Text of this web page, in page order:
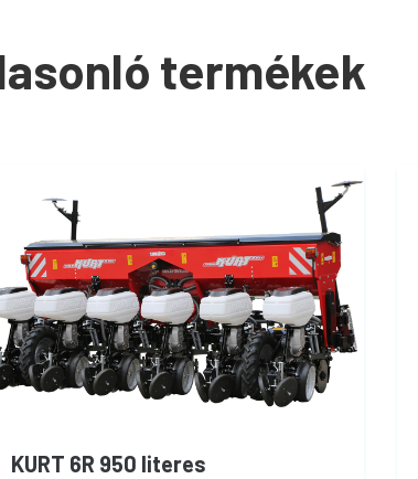
termékek
KURT 6R 950 literes